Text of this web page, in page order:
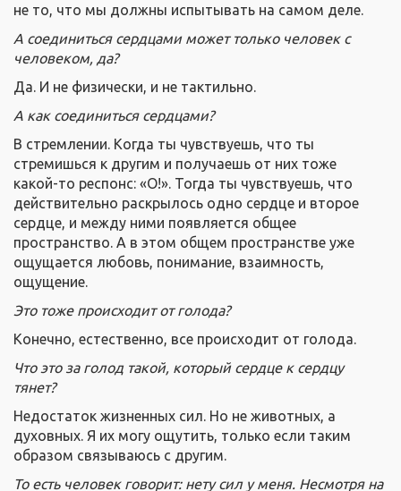
не то, что мы должны испытывать на самом деле.
А соединиться сердцами может только человек с
человеком, да?
Да. И не физически, и не тактильно.
А как соединиться сердцами?
В стремлении. Когда ты чувствуешь, что ты
стремишься к другим и получаешь от них тоже
какой-то респонс: «О!». Тогда ты чувствуешь, что
действительно раскрылось одно сердце и второе
сердце, и между ними появляется общее
пространство. А в этом общем пространстве уже
ощущается любовь, понимание, взаимность,
ощущение.
Это тоже происходит от голода?
Конечно, естественно, все происходит от голода.
Что это за голод такой, который сердце к сердцу
тянет?
Недостаток жизненных сил. Но не животных, а
духовных. Я их могу ощутить, только если таким
образом связываюсь с другим.
То есть человек говорит: нету сил у меня. Несмотря на